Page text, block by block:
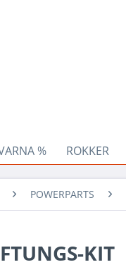
% ROKKER
POWERPARTS
KIT